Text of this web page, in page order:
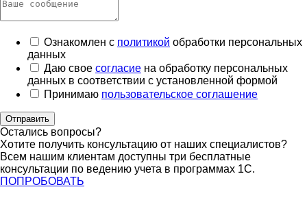
Ознакомлен с политикой обработки персональных
данных
Даю свое согласие на обработку персональных
данных в соответствии с установленной формой
Принимаю пользовательское соглашение
Отправить
Остались вопросы?
Хотите получить консультацию от наших специалистов?
Всем нашим клиентам доступны три бесплатные
консультации по ведению учета в программах 1С.
ПОПРОБОВАТЬ